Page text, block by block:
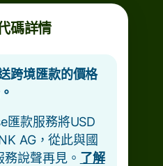
碼詳情
跨境匯款的價格
匯款服務將USD
AG，從此與國
務說聲再見。 了解